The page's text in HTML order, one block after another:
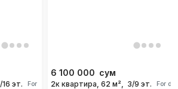
16 эт. For days
6 100 000 сум
2к квартира, 62 м², 3/9 эт. For